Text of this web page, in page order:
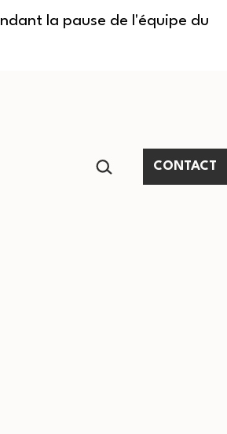
la pause de l'équipe du
RECHERCHER…
CONTACT